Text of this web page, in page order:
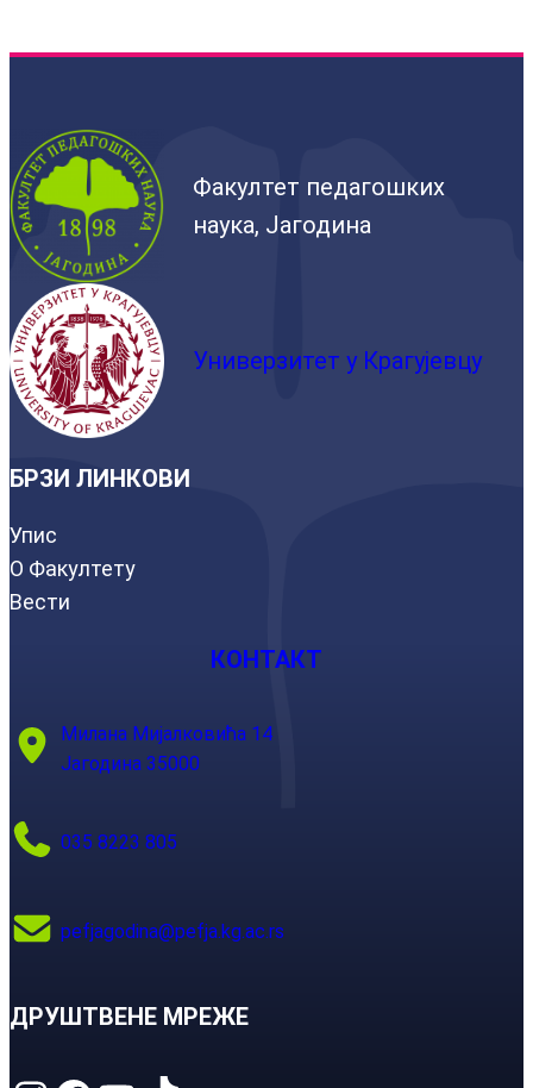
Факултет педагошких
наука, Јагодина
Универзитет у Крагујевцу
БРЗИ ЛИНКОВИ
Упис
О Факултету
Вести
КОНТАКТ
Милана Мијалковића 14
Јагодина 35000
035 8223 805
pefjagodina@pefja.kg.ac.rs
ДРУШТВЕНЕ МРЕЖЕ